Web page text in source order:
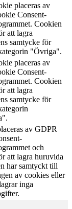
placeras av
Consent-
Cookien
att lagra
samtycke för
"Övriga".
placeras av
Consent-
Cookien
att lagra
samtycke för
av GDPR
och
att lagra huruvida
har samtyckt till
av cookies eller
inga